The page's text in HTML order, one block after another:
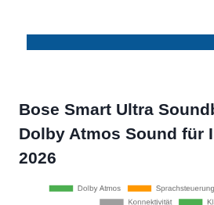
Bose Smart Ultra
Dolby Atmos Sound für
2026